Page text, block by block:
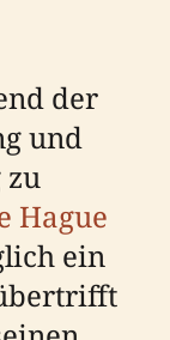
der
und
zu
Hague
ein